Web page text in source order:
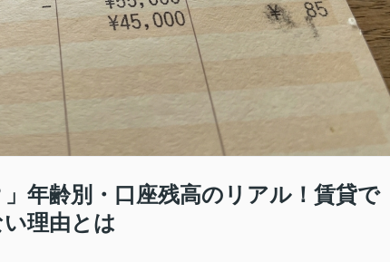
年齢別・口座残高のリアル！賃貸で
理由とは